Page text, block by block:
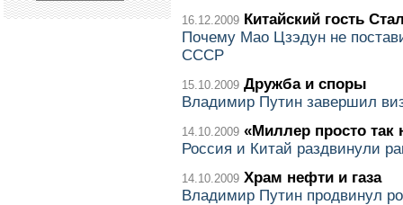
16.12.2009 Китайский гость
Почему Мао Цзэдун не
СССР
15.10.2009 Дружба и споры
Владимир Путин завершил
14.10.2009 «Миллер просто так
Россия и Китай раздвинули
14.10.2009 Храм нефти и газа
Владимир Путин продвинул